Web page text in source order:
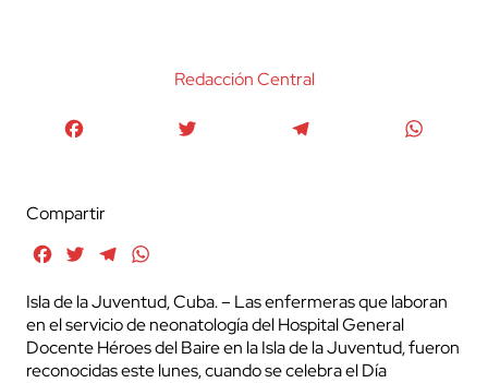
Redacción Central
Compartir
FacebookTwitterTelegram
Isla de la Juventud, Cuba. – Las enfermeras que laboran
en el servicio de neonatología del Hospital General
Docente Héroes del Baire en la Isla de la Juventud, fueron
reconocidas este lunes, cuando se celebra el Día